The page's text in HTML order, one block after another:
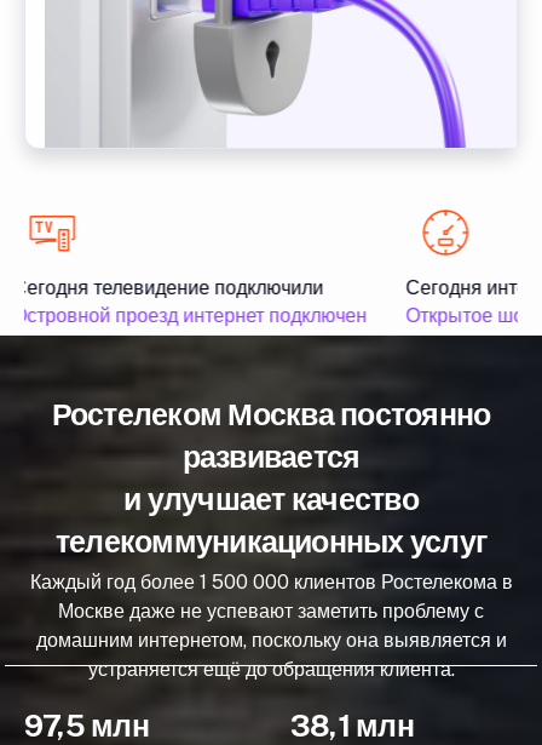
Сегодня телевидение подключили
Островной проезд интернет подключен
Сегодня
Открытое
Ростелеком Москва постоянно
развивается
и улучшает качество
телекоммуникационных услуг
Каждый год более 1 500 000 клиентов Ростелекома в
Москве даже не успевают заметить проблему с
домашним интернетом, поскольку она выявляется и
устраняется ещё до обращения клиента.
97,5 млн 38,1 млн